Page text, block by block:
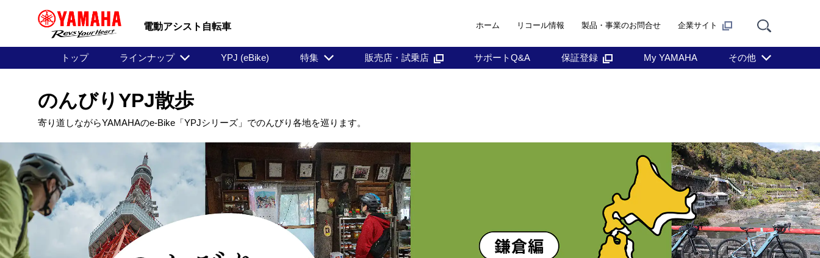
電動アシスト自転車 ホーム リコール情報 製品・事業のお問合せ 企業サイト
トップ ラインナップ YPJ (eBike) 特集 販売店・試乗店 サポートQ&A 保証登録 My YAMAHA その他
のんびりYPJ散歩
寄り道しながらYAMAHAのe-Bike「YPJシリーズ」でのんびり各地を巡ります。